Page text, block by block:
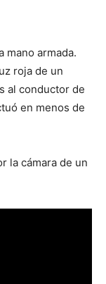
mano armada.
roja de un
al conductor de
en menos de
la cámara de un